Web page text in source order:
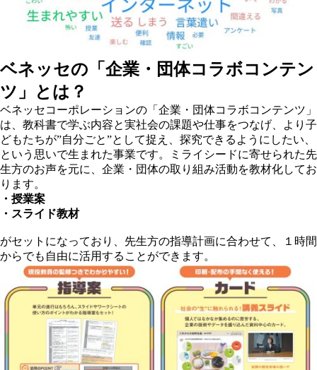
ベネッセの「企業・団体コラボコンテン
ツ」とは？
ベネッセコーポレーションの「企業・団体コラボコンテンツ」
は、教科書で学ぶ内容と実社会の課題や仕事をつなげ、より子
どもたちが”自分ごと”として捉え、探究できるようにしたい、
という思いで生まれた事業です。ミライシードに寄せられた先
生方のお声を元に、企業・団体の取り組み活動を教材化してお
ります。
・授業案
・スライド教材
がセットになっており、先生方の指導計画に合わせて、１時間
からでも自由に活用することができます。